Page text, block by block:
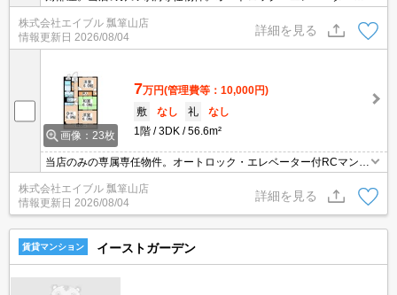
RCマンション!。ファミリー様必見。TVモニターホンで安心生活
を!。収納たっぷり。オンライン接客相談可。お問い合わせお待ちし
ております。
株式会社エイブル 瓢箪山店
情報更新日 2026/08/04
詳細を見る
画像：23枚
7万円(管理費等：10,000円)
敷
なし 礼
なし
1階
3DK 56.6m²
当店のみの専属専任物件。オートロック・エレベーター付RCマンシ
ョン!。ファミリー様必見。TVモニターホンで安心生活を!。オンラ
イン接客相談可。収納たっぷり。お問い合わせお待ちしておりま
す。
株式会社エイブル 瓢箪山店
情報更新日 2026/08/04
詳細を見る
賃貸マンション イーストガーデン